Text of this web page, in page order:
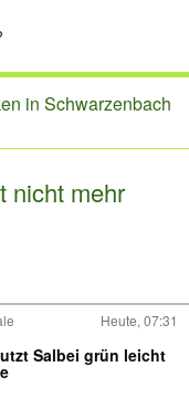
in Schwarzenbach
nicht mehr
Heute, 07:31
Salbei grün leicht